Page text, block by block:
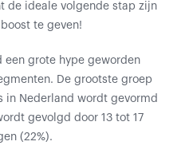
de ideale volgende stap zijn
te geven!
een grote hype geworden
De grootste groep
in Nederland wordt gevormd
gevolgd door 13 tot 17
(22%).